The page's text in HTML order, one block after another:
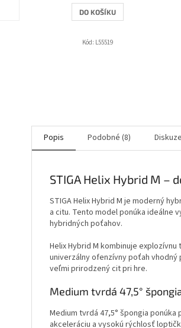
DO KOŠÍKU
Kód: L55519
Popis Podobné (8) Diskuze
STIGA Helix Hybrid M
STIGA Helix Hybrid M je moderný
a citu. Tento model ponúka ideálne
hybridných poťahov.
Helix Hybrid M kombinuje
univerzálny ofenzívny poťah
veľmi prirodzený cit pri hre.
Medium tvrdá 47,5°
Medium tvrdá 47,5° špongia
akceleráciu a vysokú rýchlosť